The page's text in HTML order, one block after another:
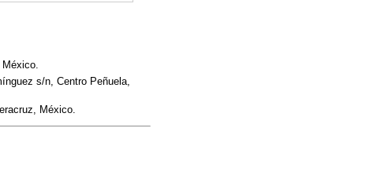
s/n, Centro Peñuela,
México.